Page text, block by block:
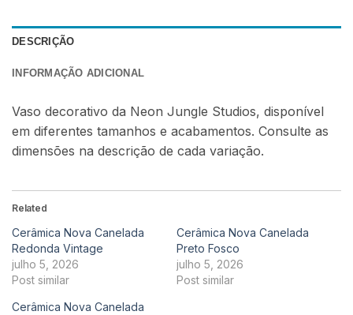
DESCRIÇÃO
INFORMAÇÃO ADICIONAL
Vaso decorativo da Neon Jungle Studios, disponível
em diferentes tamanhos e acabamentos. Consulte as
dimensões na descrição de cada variação.
Related
Cerâmica Nova Canelada
Redonda Vintage
julho 5, 2026
Post similar
Cerâmica Nova Canelada
Preto Fosco
julho 5, 2026
Post similar
Cerâmica Nova Canelada